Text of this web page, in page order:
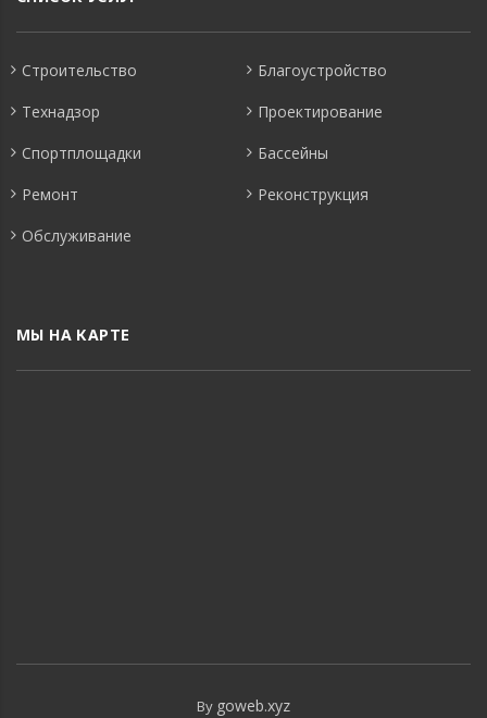
Строительство
Благоустройство
Технадзор
Проектирование
Спортплощадки
Бассейны
Ремонт
Реконструкция
Обслуживание
МЫ НА КАРТЕ
By goweb.xyz